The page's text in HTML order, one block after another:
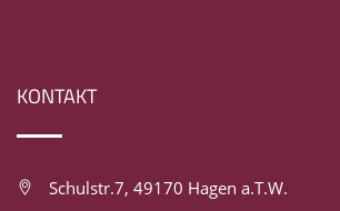
KONTAKT
Schulstr.7, 49170 Hagen a.T.W.